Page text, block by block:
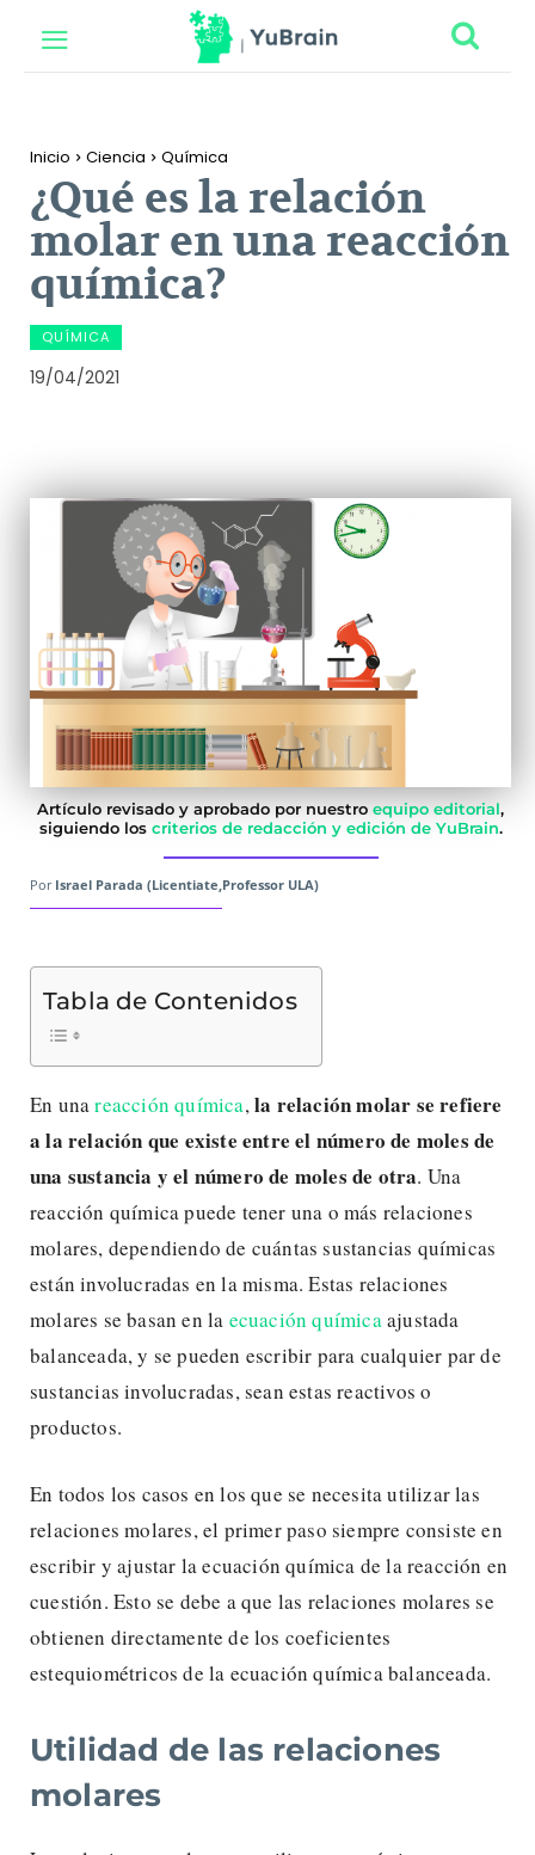
Inicio Ciencia Química
¿Qué es la relación
molar en una reacción
química?
QUÍMICA
19/04/2021
Artículo revisado y aprobado por nuestro equipo editorial,
siguiendo los criterios de redacción y edición de YuBrain.
Por Israel Parada (Licentiate,Professor ULA)
Tabla de Contenidos
En unareacción química,la relación molar se refiere
a la relación que existe entre el número de moles de
una sustancia y el número de moles de otra. Una
reacción química puede tener una o más relaciones
molares, dependiendo de cuántas sustancias químicas
están involucradas en la misma. Estas relaciones
molares se basan en la ecuación químicaajustada
balanceada, y se pueden escribir para cualquier par de
sustancias involucradas, sean estas reactivos o
productos.
En todos los casos en los que se necesita utilizar las
relaciones molares, el primer paso siempre consiste en
escribir y ajustar la ecuación química de la reacción en
cuestión. Esto se debe a que las relaciones molares se
obtienen directamente de los coeficientes
estequiométricos de la ecuación química balanceada.
Utilidad de las relaciones
molares